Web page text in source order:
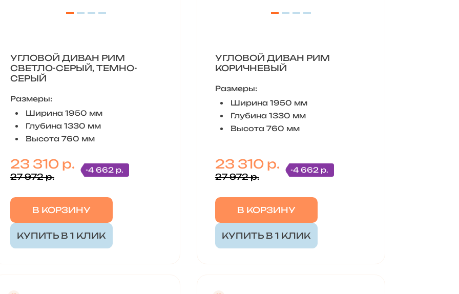
УГЛОВОЙ ДИВАН РИМ
СВЕТЛО-СЕРЫЙ, ТЕМНО-
СЕРЫЙ
Размеры:
Ширина 1950 мм
Глубина 1330 мм
Высота 760 мм
23 310 р.
27 972 р.
-4 662 р.
В КОРЗИНУ
КУПИТЬ В 1 КЛИК
УГЛОВОЙ ДИВАН РИМ
КОРИЧНЕВЫЙ
Размеры:
Ширина 1950 мм
Глубина 1330 мм
Высота 760 мм
23 310 р.
27 972 р.
-4 662 р.
В КОРЗИНУ
КУПИТЬ В 1 КЛИК